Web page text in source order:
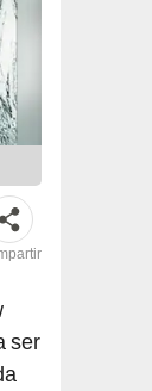
ser